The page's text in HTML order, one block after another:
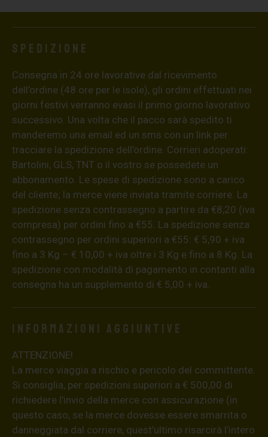
Spedizione
Consegna in 24 ore lavorative dal ricevimento
dell’ordine (48 ore per le isole), gli ordini effettuati nei
giorni festivi verranno evasi il primo giorno lavorativo
successivo. Una volta che il pacco sarà spedito ti
manderemo una email ed un sms con un link per
tracciare la spedizione dell’ordine. Corrieri adoperati:
Bartolini, GLS, TNT o il vostro se possedete un
abbonamento. Le spese di spedizione sono a carico
del cliente; la merce viene inviata tramite corriere. La
spedizione senza contrassegno a partire da €8,20 (iva
compresa) per ordini fino a €55. La spedizione senza
contrassegno per ordini superiori a €55: € 5,90 + iva
fino a 3 Kg – € 10,00 + iva oltre i 3 Kg e fino a 8 Kg. La
spedizione con modalità di pagamento in contanti alla
consegna ha un supplemento di € 5,00 + iva.
Informazioni aggiuntive
ATTENZIONE!
La merce viaggia a rischio e pericolo del committente.
Si consiglia, per spedizioni superiori a € 500,00 di
richiedere l’invio della merce con assicurazione (in
questo caso, se la merce dovesse essere smarrita o
danneggiata dal corriere, quest’ultimo risarcirà l’intero